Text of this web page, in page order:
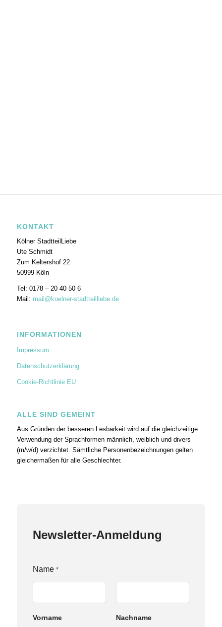
KONTAKT
Kölner StadtteilLiebe
Ute Schmidt
Zum Keltershof 22
50999 Köln
Tel: 0178 – 20 40 50 6
Mail: mail@koelner-stadtteilliebe.de
INFORMATIONEN
Impressum
Datenschutzerklärung
Cookie-Richtlinie EU
ALLE SIND GEMEINT
Aus Gründen der besseren Lesbarkeit wird auf die gleichzeitige
Verwendung der Sprachformen männlich, weiblich und divers
(m/w/d) verzichtet. Sämtliche Personenbezeichnungen gelten
gleichermaßen für alle Geschlechter.
Newsletter-Anmeldung
E
l
N
a
Name *
Vorname Nachname